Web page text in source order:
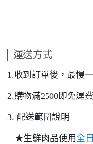
運送方式
1.收到訂單後，最慢
2.購物滿2500即免運費
3. 配送範圍說明
★生鮮肉品使用全